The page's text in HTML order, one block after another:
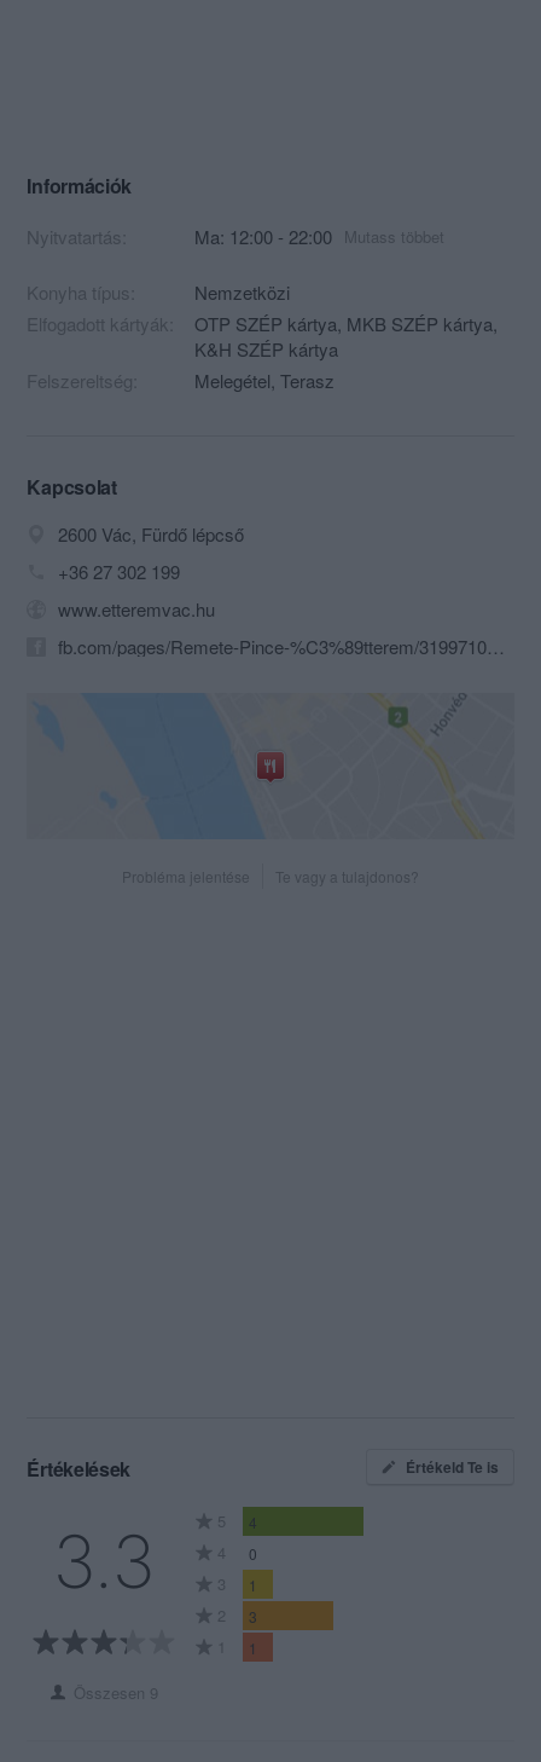
Információk
Nyitvatartás: Ma: 12:00 - 22:00 Mutass többet
Konyha típus:
Nemzetközi
Elfogadott kártyák:
OTP SZÉP kártya, MKB SZÉP kártya,
K&H SZÉP kártya
Felszereltség:
Melegétel, Terasz
Kapcsolat
2600 Vác, Fürdő lépcső
+36 27 302 199
www.etteremvac.hu
fb.com/pages/Remete-Pince-%C3%89tterem/319971038018373?sk=timeline
Probléma jelentése Te vagy a tulajdonos?
Értékelések Értékeld Te is
3.3
Összesen 9
5 4
4 0
3 1
2 3
1 1